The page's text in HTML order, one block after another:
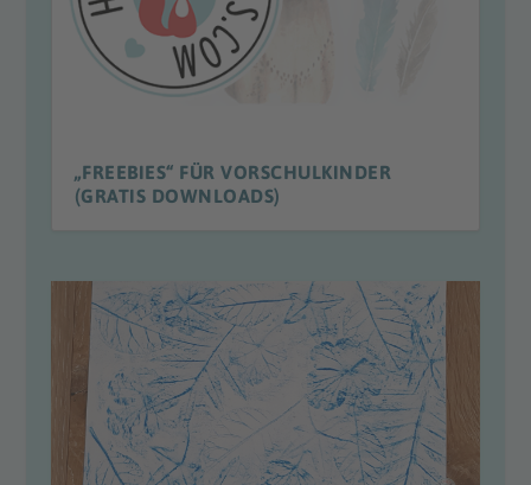
„FREEBIES“ FÜR VORSCHULKINDER
(GRATIS DOWNLOADS)